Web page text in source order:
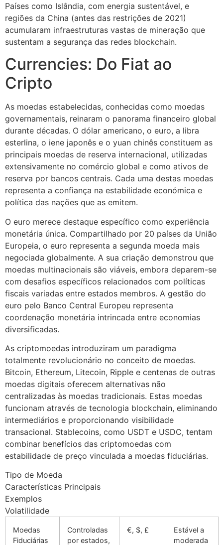
Países como Islândia, com energia sustentável, e
regiões da China (antes das restrições de 2021)
acumularam infraestruturas vastas de mineração que
sustentam a segurança das redes blockchain.
Currencies: Do Fiat ao
Cripto
As moedas estabelecidas, conhecidas como moedas
governamentais, reinaram o panorama financeiro global
durante décadas. O dólar americano, o euro, a libra
esterlina, o iene japonês e o yuan chinês constituem as
principais moedas de reserva internacional, utilizadas
extensivamente no comércio global e como ativos de
reserva por bancos centrais. Cada uma destas moedas
representa a confiança na estabilidade económica e
política das nações que as emitem.
O euro merece destaque específico como experiência
monetária única. Compartilhado por 20 países da União
Europeia, o euro representa a segunda moeda mais
negociada globalmente. A sua criação demonstrou que
moedas multinacionais são viáveis, embora deparem-se
com desafios específicos relacionados com políticas
fiscais variadas entre estados membros. A gestão do
euro pelo Banco Central Europeu representa
coordenação monetária intrincada entre economias
diversificadas.
As criptomoedas introduziram um paradigma
totalmente revolucionário no conceito de moedas.
Bitcoin, Ethereum, Litecoin, Ripple e centenas de outras
moedas digitais oferecem alternativas não
centralizadas às moedas tradicionais. Estas moedas
funcionam através de tecnologia blockchain, eliminando
intermediários e proporcionando visibilidade
transacional. Stablecoins, como USDT e USDC, tentam
combinar benefícios das criptomoedas com
estabilidade de preço vinculada a moedas fiduciárias.
Tipo de Moeda
Características Principais
Exemplos
Volatilidade
Moedas
Fiduciárias
Controladas
por estados,
€, $, £
Estável a
moderada